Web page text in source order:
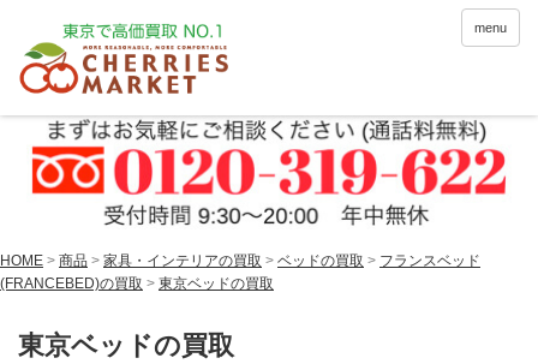
menu
HOME > 商品 > 家具・インテリアの買取 > ベッドの買取 > フランスベッド
(FRANCEBED)の買取 > 東京ベッドの買取
東京ベッドの買取